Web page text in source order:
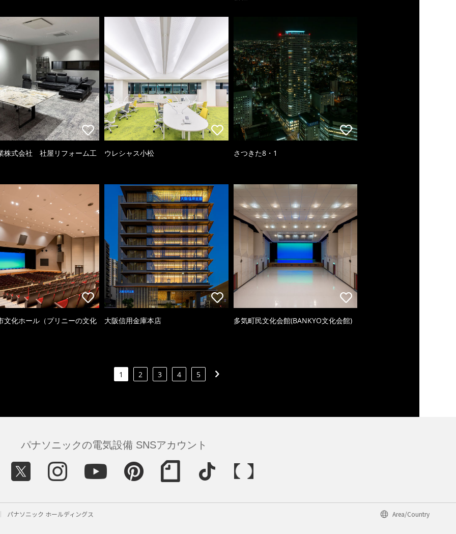
株式会社 社屋リフォーム工 ウレシャス小松 さつきた8・1
文化ホール（プリニーの文化
大阪信用金庫本店 多気町民文化会館(BANKYO文化会館)
1 2 3 4 5
パナソニックの電気設備 SNSアカウント
パナソニック ホールディングス Area/Country